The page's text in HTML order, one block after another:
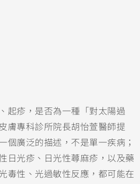
起疹，是否為一種「對太陽過
膚專科診所院長胡怡萱醫師提
個廣泛的描述，不是單一疾病；
日光疹、日光性蕁麻疹 ，以及藥
毒性、光過敏性反應，都可能在